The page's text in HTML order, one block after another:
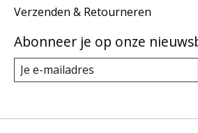
Verzenden & Retourneren
Abonneer je op onze